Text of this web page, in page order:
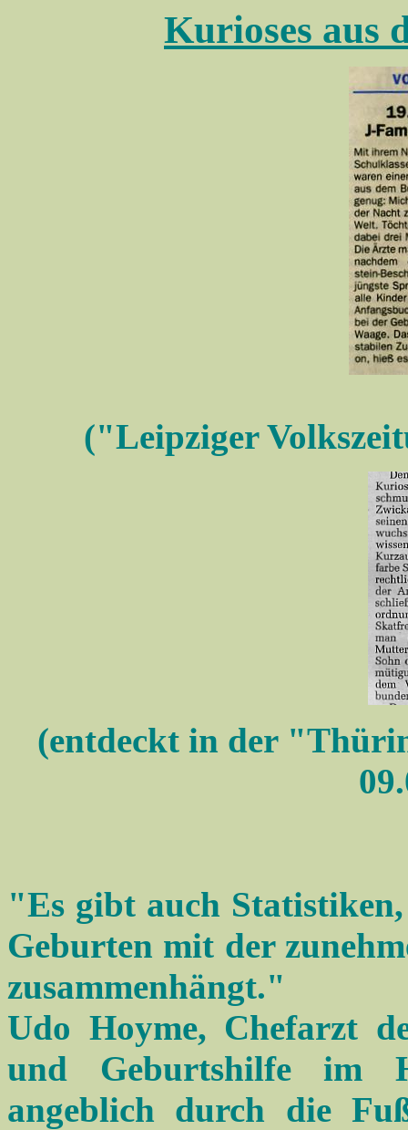
Kurioses aus
("Leipziger
(entdeckt in der
"Es gibt auch
Geburten mit der
zusammenhängt."
Udo Hoyme, Chefarzt
und Geburtshilfe im
angeblich durch die